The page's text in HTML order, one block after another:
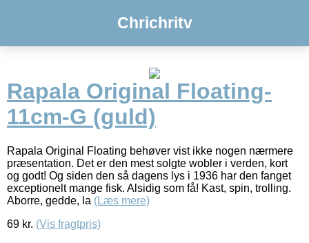
Chrichritv
Rapala Original Floating-
11cm-G (guld)
Rapala Original Floating behøver vist ikke nogen nærmere
præsentation. Det er den mest solgte wobler i verden, kort
og godt! Og siden den så dagens lys i 1936 har den fanget
exceptionelt mange fisk. Alsidig som få! Kast, spin, trolling.
Aborre, gedde, la (Læs mere)
69 kr. (Vis fragtpris)